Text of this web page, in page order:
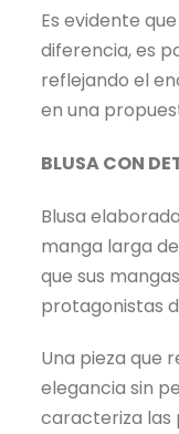
Es evidente
diferencia, es
reflejando el
en una
BLUSA CON
Blusa
manga larga
que sus
protagonistas
Una pieza que
elegancia sin
caracteriza las